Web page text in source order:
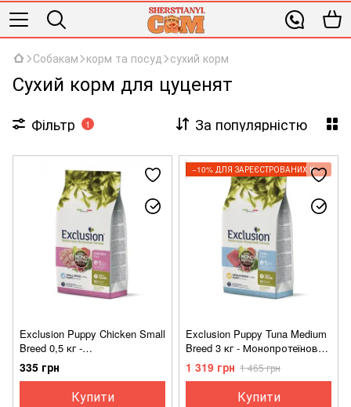
Собакам корм та посуд сухий корм
Сухий корм для цуценят
Фільтр 1 За популярністю
Exclusion Puppy Chicken Small
Breed 0,5 кг -
Монопротеїновий сухий корм
з куркою для цуценят
дрібних порід
335 грн
Купити
−10% ДЛЯ ЗАРЕЄСТРОВАНИХ КЛІЄНТІВ
Exclusion Puppy Tuna Medium
Breed 3 кг - Монопротеїновий
корм з тунцем для цуценят
середніх порід
1 319 грн 1 465 грн
Купити